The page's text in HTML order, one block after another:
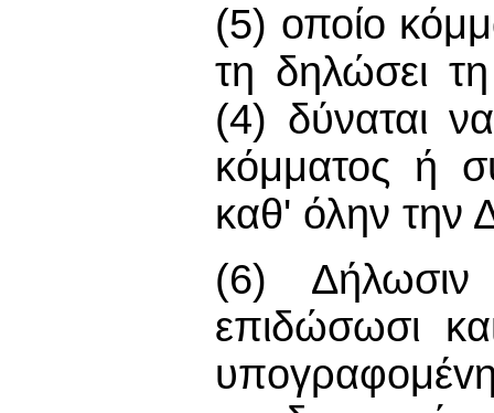
(5) οποίο
τη δηλώσει
(4) δύναται
κόμματος ή
καθ' όλην την
(6) Δήλωσιν
επιδώσωσι